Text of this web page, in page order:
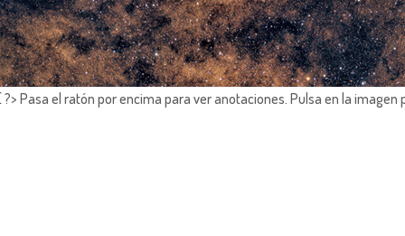
Pasa el ratón por encima para ver anotaciones. Pulsa en la imagen